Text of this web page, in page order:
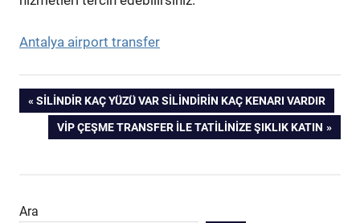
Antalya airport transfer
Yazı
gezinmesi
PREVIOUS
POST:
SILINDIR KAÇ YÜZÜ VAR SILINDIRIN KAÇ KENARI VARDIR
NEXT
VIP ÇEŞME TRANSFER ILE TATILINIZE ŞIKLIK KATIN
Ara